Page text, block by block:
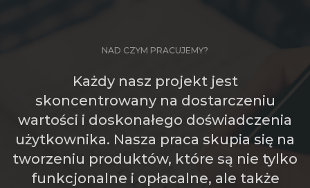
NAD CZYM PRACUJEMY?
Każdy nasz projekt jest
skoncentrowany na dostarczeniu
wartości i doskonałego doświadczenia
użytkownika. Nasza praca skupia się na
tworzeniu produktów, które są nie tylko
funkcjonalne i opłacalne, ale także